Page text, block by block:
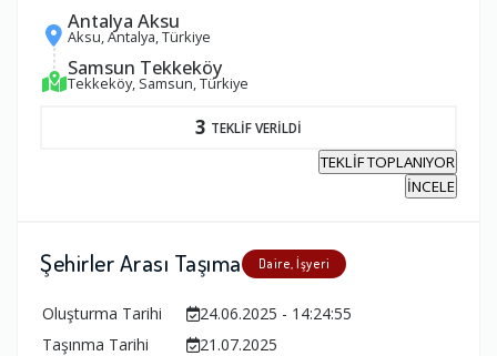
Antalya Aksu
Aksu, Antalya, Türkiye
Samsun Tekkeköy
Tekkeköy, Samsun, Türkiye
3 TEKLİF VERİLDİ
TEKLİF TOPLANIYOR
İNCELE
Şehirler Arası Taşıma Daire, İşyeri
Oluşturma Tarihi
24.06.2025 - 14:24:55
Taşınma Tarihi
21.07.2025